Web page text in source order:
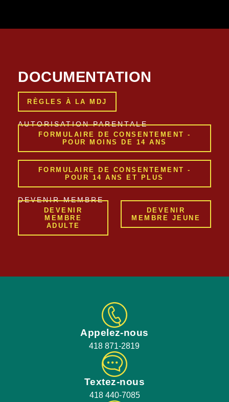
DOCUMENTATION
RÈGLES À LA MDJ
AUTORISATION PARENTALE
FORMULAIRE DE CONSENTEMENT -
POUR MOINS DE 14 ANS
FORMULAIRE DE CONSENTEMENT -
POUR 14 ANS ET PLUS
DEVENIR MEMBRE
DEVENIR
MEMBRE
ADULTE
DEVENIR
MEMBRE JEUNE
Appelez-nous
418 871-2819
Textez-nous
418 440-7085